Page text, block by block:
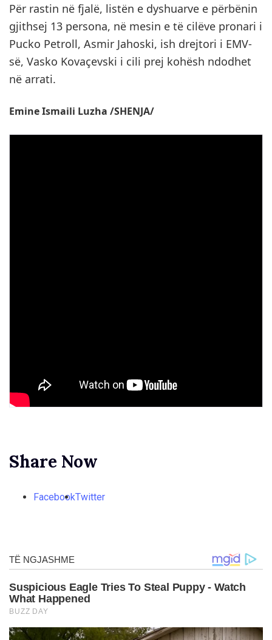
Për rastin në fjalë, listën e dyshuarve e përbënin
gjithsej 13 persona, në mesin e të cilëve pronari i
Pucko Petroll, Asmir Jahoski, ish drejtori i EMV-
së, Vasko Kovaçevski i cili prej kohësh ndodhet
në arrati.
Emine Ismaili Luzha /SHENJA/
Share Now
FacebookTwitter